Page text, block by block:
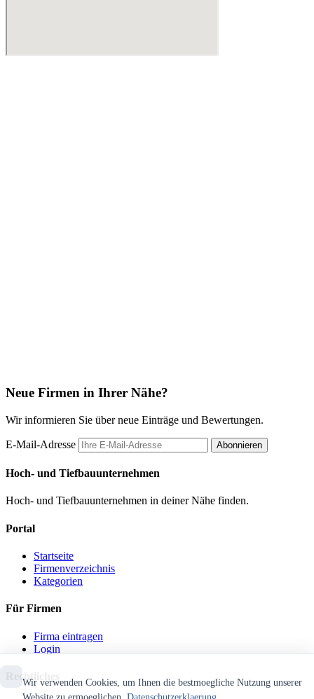
Neue Firmen in Ihrer Nähe?
Wir informieren Sie über neue Einträge und Bewertungen.
E-Mail-Adresse Abonnieren
Hoch- und Tiefbauunternehmen
Hoch- und Tiefbauunternehmen in deiner Nähe finden.
Portal
Startseite
Firmenverzeichnis
Kategorien
Für Firmen
Firma eintragen
Login
Rechtliches
Wir verwenden Cookies, um Ihnen die bestmoegliche Nutzung unserer